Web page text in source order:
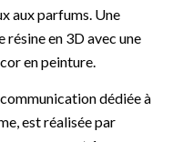
aux parfums. Une
résine en 3D avec une
en peinture.
dédiée à
est réalisée par